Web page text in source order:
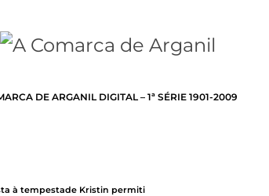
DE ARGANIL DIGITAL – 1ª SÉRIE 1901-2009
à tempestade Kristin permitir a adj...